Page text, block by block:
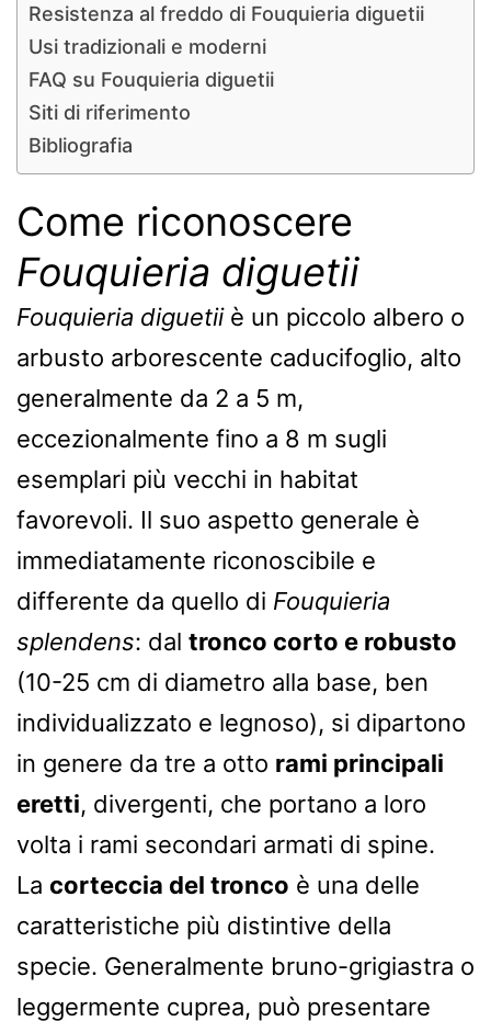
Resistenza al freddo di Fouquieria diguetii
Usi tradizionali e moderni
FAQ su Fouquieria diguetii
Siti di riferimento
Bibliografia
Come riconoscere
Fouquieria diguetii
Fouquieria diguetiiè un piccolo albero o
arbusto arborescente caducifoglio, alto
generalmente da 2 a 5 m,
eccezionalmente fino a 8 m sugli
esemplari più vecchi in habitat
favorevoli. Il suo aspetto generale è
immediatamente riconoscibile e
differente da quello di Fouquieria
splendens: dal tronco corto e robusto
(10-25 cm di diametro alla base, ben
individualizzato e legnoso), si dipartono
in genere da tre a otto rami principali
eretti, divergenti, che portano a loro
volta i rami secondari armati di spine.
La corteccia del tronco è una delle
caratteristiche più distintive della
specie. Generalmente bruno-grigiastra o
leggermente cuprea, può presentare